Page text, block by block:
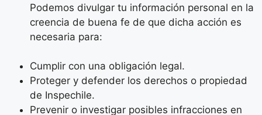
Podemos divulgar tu información personal en la
creencia de buena fe de que dicha acción es
necesaria para:
Cumplir con una obligación legal.
Proteger y defender los derechos o propiedad
de Inspechile.
Prevenir o investigar posibles infracciones en